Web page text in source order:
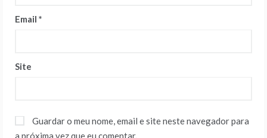
Email *
Site
Guardar o meu nome, email e site neste navegador para
a próxima vez que eu comentar.